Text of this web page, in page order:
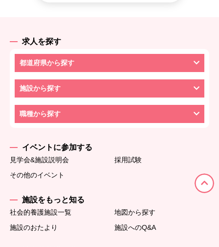
求人を探す
都道府県から探す
施設から探す
職種から探す
イベントに参加する
見学会&施設説明会
採用試験
その他のイベント
施設をもっと知る
社会的養護施設一覧
地図から探す
施設のおたより
施設へのQ&A